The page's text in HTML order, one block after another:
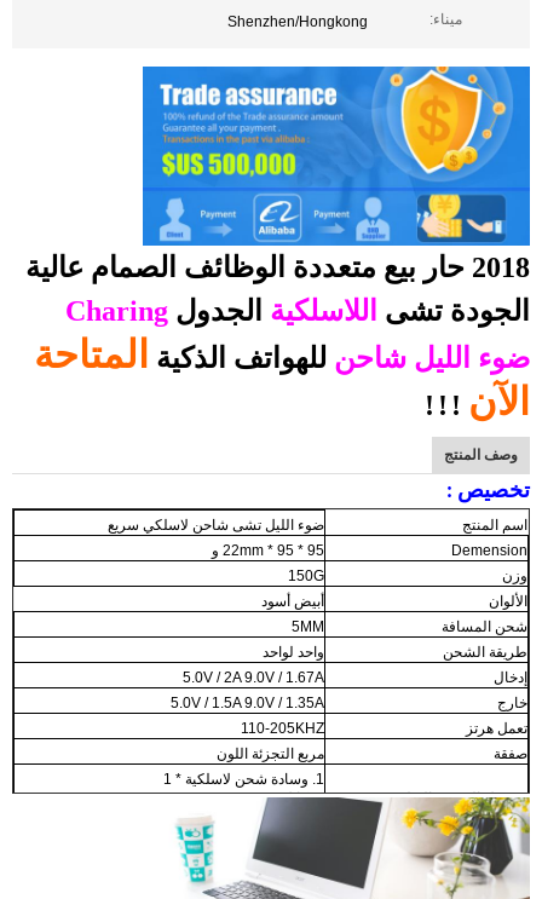
ميناء:
Shenzhen/Hongkong
2018 حار بيع متعددة الوظائف الصمام عالية
الجودة تشى اللاسلكية الجدول Charing
ضوء الليل شاحن للهواتف الذكية
المتاحة
الآن !
!
!
وصف المنتج
تخصيص :
اسم المنتج
ضوء الليل تشى شاحن لاسلكي سريع
Demension
95 * 95 * 22mm و
وزن
150G
الألوان
أبيض أسود
شحن المسافة
5MM
طريقة الشحن
واحد لواحد
إدخال
5.0V / 2A 9.0V / 1.67A
خارج
5.0V / 1.5A 9.0V / 1.35A
تعمل هرتز
110-205KHZ
صفقة
مربع التجزئة اللون
وتشمل التعبئة والتغليف
1. وسادة شحن لاسلكية * 1
2. كابل USB * 1